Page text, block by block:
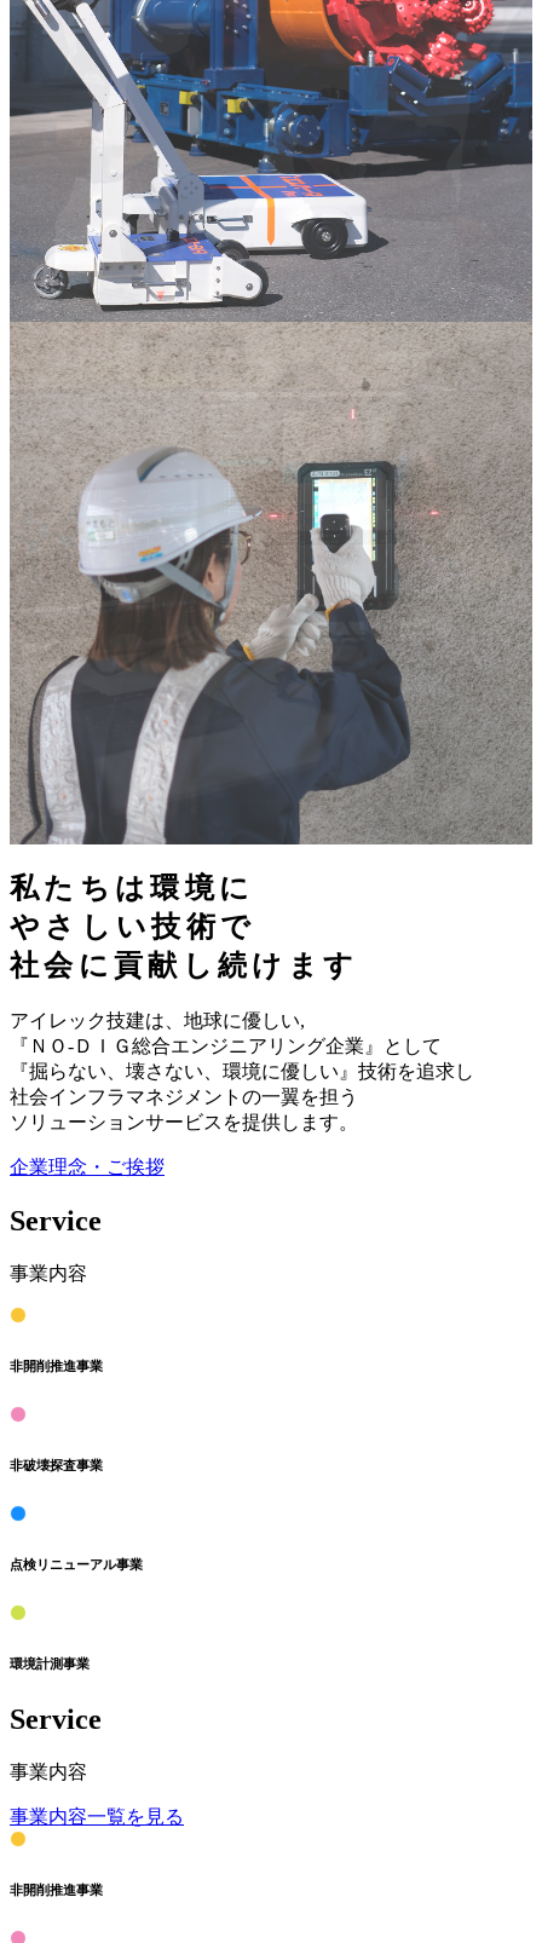
私たちは環境に
やさしい技術で
社会に貢献し続けます
アイレック技建は、地球に優しい,
『ＮＯ-ＤＩＧ総合エンジニアリング企業』として
『掘らない、壊さない、環境に優しい』技術を追求し
社会インフラマネジメントの一翼を担う
ソリューションサービスを提供します。
企業理念・ご挨拶
Service
事業内容
非開削推進事業
非破壊探査事業
点検リニューアル事業
環境計測事業
Service
事業内容
事業内容一覧を見る
非開削推進事業